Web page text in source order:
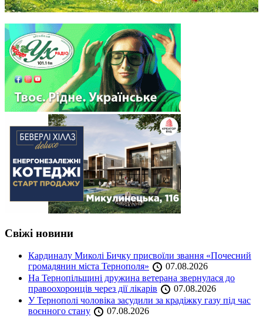
Свіжі новини
Кардиналу Миколі Бичку присвоїли звання «Почесний
громадянин міста Тернополя»
07.08.2026
На Тернопільщині дружина ветерана звернулася до
правоохоронців через дії лікарів
07.08.2026
У Тернополі чоловіка засудили за крадіжку газу під час
воєнного стану
07.08.2026